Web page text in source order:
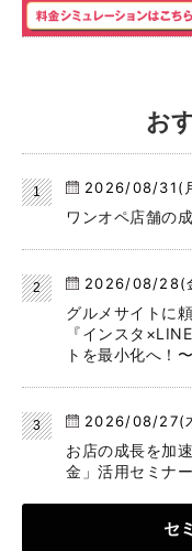
お
2026/08/31(
ワンオペ店舗の
2026/08/28(
グルメサイトに
『インスタ
トを最小化へ！〜
2026/08/27(
お店の成長を加
金」活用セミナー
セ